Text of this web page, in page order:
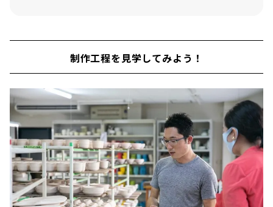
制作工程を見学してみよう！